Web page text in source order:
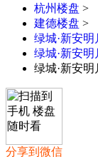
杭州楼盘 >
建德楼盘 >
绿城·新安明
绿城·新安
绿城·新安
分享到微信